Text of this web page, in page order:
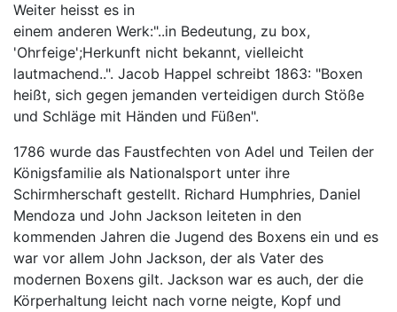
Weiter heisst es in
einem anderen Werk:"..in Bedeutung, zu box,
'Ohrfeige';Herkunft nicht bekannt, vielleicht
lautmachend..". Jacob Happel schreibt 1863: "Boxen
heißt, sich gegen jemanden verteidigen durch Stöße
und Schläge mit Händen und Füßen".
1786 wurde das Faustfechten von Adel und Teilen der
Königsfamilie als Nationalsport unter ihre
Schirmherschaft gestellt. Richard Humphries, Daniel
Mendoza und John Jackson leiteten in den
kommenden Jahren die Jugend des Boxens ein und es
war vor allem John Jackson, der als Vater des
modernen Boxens gilt. Jackson war es auch, der die
Körperhaltung leicht nach vorne neigte, Kopf und